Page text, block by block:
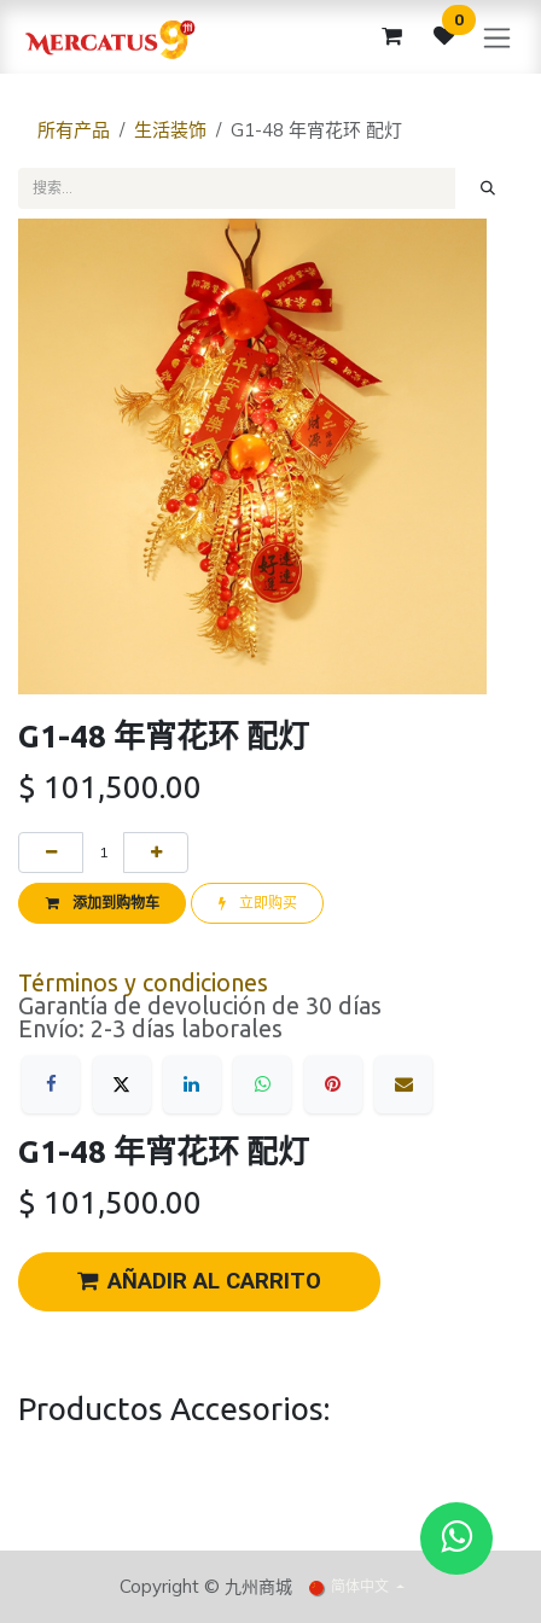
0
所有产品 生活装饰 G1-48 年宵花环 配灯
G1-48 年宵花环 配灯
$ 101,500.00
添加到购物车 立即购买
Términos y condiciones
Garantía de devolución de 30 días
Envío: 2-3 días laborales
G1-48 年宵花环 配灯
$ 101,500.00
AÑADIR AL CARRITO
Productos Accesorios:
Copyright © 九州商城​ 简体中文